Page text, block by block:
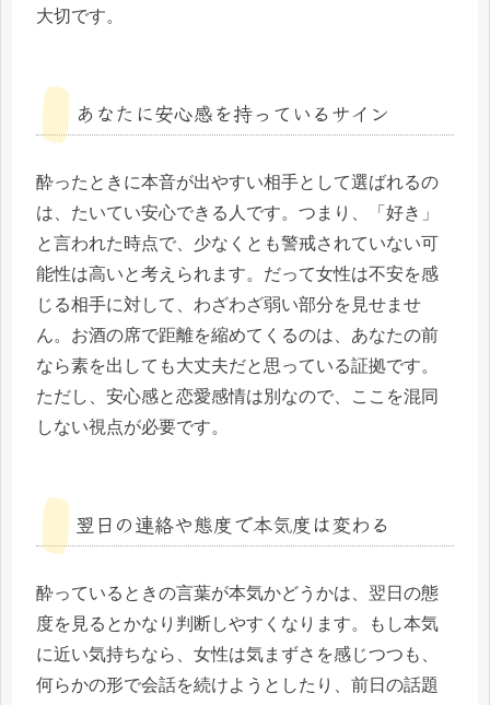
大切です。
あなたに安心感を持っているサイン
酔ったときに本音が出やすい相手として選ばれるの
は、たいてい安心できる人です。つまり、「好き」
と言われた時点で、少なくとも警戒されていない可
能性は高いと考えられます。だって女性は不安を感
じる相手に対して、わざわざ弱い部分を見せませ
ん。お酒の席で距離を縮めてくるのは、あなたの前
なら素を出しても大丈夫だと思っている証拠です。
ただし、安心感と恋愛感情は別なので、ここを混同
しない視点が必要です。
翌日の連絡や態度で本気度は変わる
酔っているときの言葉が本気かどうかは、翌日の態
度を見るとかなり判断しやすくなります。もし本気
に近い気持ちなら、女性は気まずさを感じつつも、
何らかの形で会話を続けようとしたり、前日の話題